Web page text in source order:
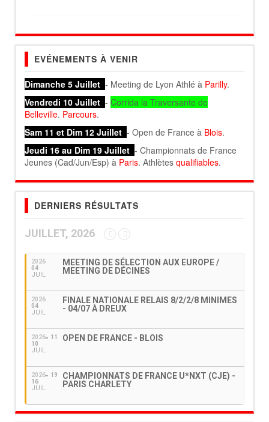
EVÉNEMENTS À VENIR
Dimanche 5 Juillet - Meeting de Lyon Athlé à Parilly.
Vendredi 10 Juillet - Corrida la Traversante de
Belleville. Parcours.
Sam 11 et Dim 12 Juillet - Open de France à Blois.
Jeudi 16 au Dim 19 Juillet - Championnats de France
Jeunes (Cad/Jun/Esp) à Paris. Athlètes qualifiables.
DERNIERS RÉSULTATS
JUILLET, 2026
2026
04
JUIL
MEETING DE SÉLECTION AUX EUROPE /
MEETING DE DÉCINES
2026
04
JUIL
FINALE NATIONALE RELAIS 8/2/2/8 MINIMES
- 04/07 À DREUX
2026
10
JUIL
11 OPEN DE FRANCE - BLOIS
2026
16
JUIL
19
CHAMPIONNATS DE FRANCE U*NXT (CJE) -
PARIS CHARLETY